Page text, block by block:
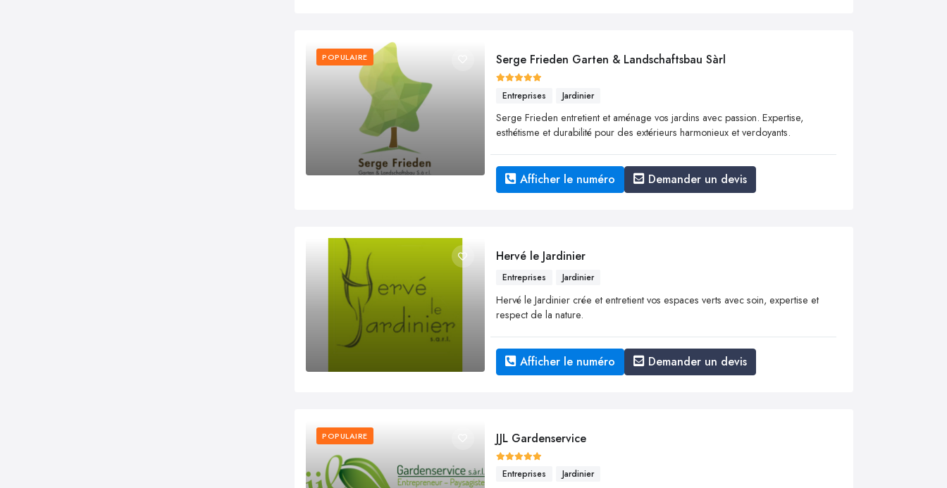
POPULAIRE Serge Frieden Garten & Landschaftsbau Sàrl
Entreprises Jardinier
Serge Frieden entretient et aménage vos jardins avec passion. Expertise,
esthétisme et durabilité pour des extérieurs harmonieux et verdoyants.
Afficher le numéro Demander un devis
Hervé le Jardinier
Entreprises Jardinier
Hervé le Jardinier crée et entretient vos espaces verts avec soin, expertise et
respect de la nature.
Afficher le numéro Demander un devis
POPULAIRE JJL Gardenservice
Entreprises Jardinier